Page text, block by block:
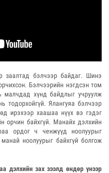
заалтад бэлчээр байдаг. Шинэ
Бэлчээрийн нэгдсэн том
малчдад хүнд байдлыг учруулж
Ялангуяа бэлчээр
ирэхээр хаашаа нүүх вэ гэдэг
орчин байхгүй. Манайх дэлхийн
ордог ч ченжүүд ноолуурыг
ноолуурыг байхгүй болгож
дэлхийн зах зээлд өндөр үнээр